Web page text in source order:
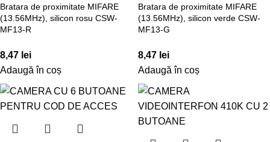
Bratara de proximitate MIFARE
(13.56MHz), silicon rosu CSW-
MF13-R
8,47 lei
Adaugă în coș
Bratara de proximitate MIFARE
(13.56MHz), silicon verde CSW-
MF13-G
8,47 lei
Adaugă în coș